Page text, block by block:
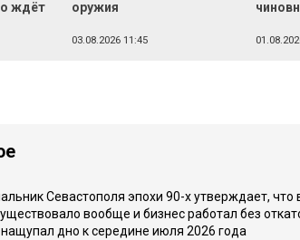
ждёт
оружия
03.08.2026 11:45
Севастополя эпохи 90-х утверждает, что
вообще и бизнес работал без
дно к середине июля 2026 года